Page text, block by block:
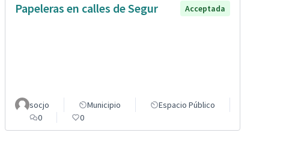
Papeleras en calles de Segur Acceptada
socjo Municipio
Espacio Público
0
0